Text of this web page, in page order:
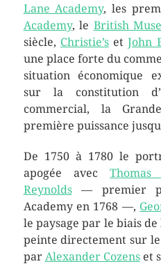
Lane Academy, les
Academy, le British
siècle, Christie’setJohn
une place forte du
situation économique
sur la constitution
commercial, la
première puissance
De 1750 à 1780 le
apogée avec Thomas
Reynolds— premier
Academy en 1768 —,
le paysage par le biais de
peinte directement sur
par Alexander Cozenset